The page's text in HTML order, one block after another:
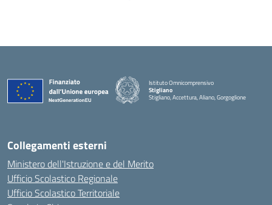
Istituto Omnicomprensivo
Stigliano
Stigliano, Accettura, Aliano, Gorgoglione
Collegamenti esterni
Ministero dell'Istruzione e del Merito
Ufficio Scolastico Regionale
Ufficio Scolastico Territoriale